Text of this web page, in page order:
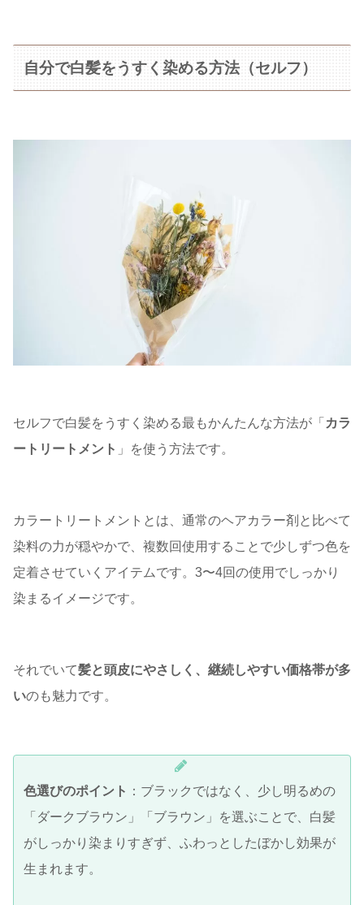
自分で白髪をうすく染める方法（セルフ）
セルフで白髪をうすく染める最もかんたんな方法が「 カラ
ートリートメント 」を使う方法です。
カラートリートメントとは、通常のヘアカラー剤と比べて
染料の力が穏やかで、複数回使用することで少しずつ色を
定着させていくアイテムです。3〜4回の使用でしっかり
染まるイメージです。
それでいて髪と頭皮にやさしく、継続しやすい価格帯が多
いのも魅力です。
色選びのポイント ：ブラックではなく、少し明るめの
「ダークブラウン」「ブラウン」を選ぶことで、白髪
がしっかり染まりすぎず、ふわっとしたぼかし効果が
生まれます。